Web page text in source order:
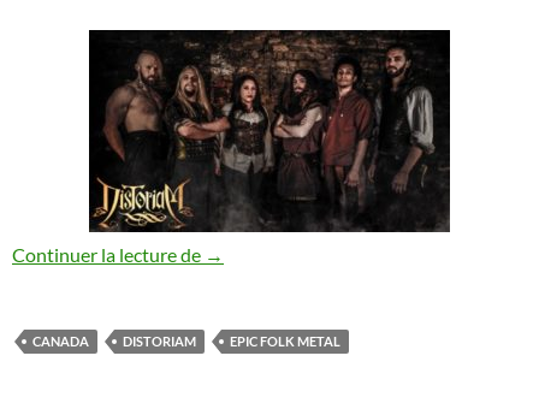
Continuer la lecture de Distoriam : nouvelle chanson dévoilée
→
CANADA DISTORIAM EPIC FOLK METAL